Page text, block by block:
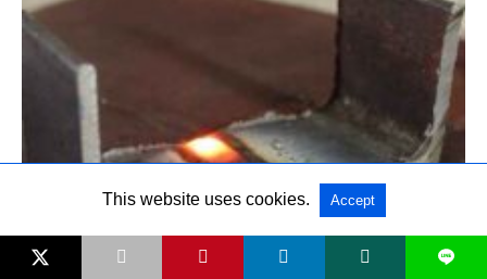
L
This website uses cookies. Accept